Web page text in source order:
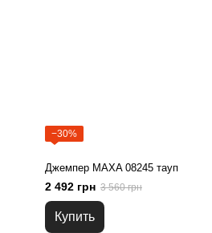
−30%
Джемпер MAXA 08245 тауп
2 492 грн 3 560 грн
Купить